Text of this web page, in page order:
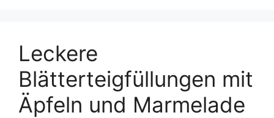
Leckere
Blätterteigfüllungen mit
Äpfeln und Marmelade